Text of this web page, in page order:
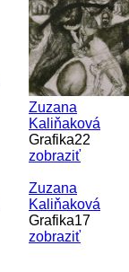
Zuzana
Kaliňaková
Grafika22
zobraziť
Zuzana
Kaliňaková
Grafika17
zobraziť